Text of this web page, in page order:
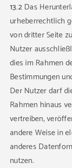
13.2Das
urheberrechtlich
von dritter Seite
Nutzer
dies im Rahmen
Bestimmungen
Der Nutzer darf
Rahmen hinaus
vertreiben,
andere Weise in
anderes
nutzen.